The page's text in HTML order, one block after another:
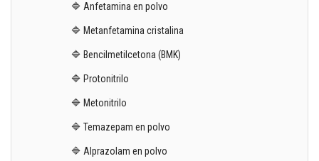
🔷 Anfetamina en polvo
🔷 Metanfetamina cristalina
🔷 Bencilmetilcetona (BMK)
🔷 Protonitrilo
🔷 Metonitrilo
🔷 Temazepam en polvo
🔷 Alprazolam en polvo